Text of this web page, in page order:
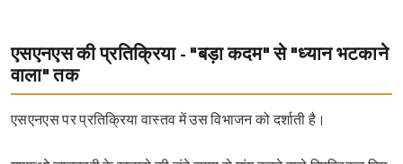
एसएनएस की प्रतिक्रिया - "बड़ा कदम" से "ध्यान भटकाने
वाला" तक
एसएनएस पर प्रतिक्रिया वास्तव में उस विभाजन को दर्शाती है।